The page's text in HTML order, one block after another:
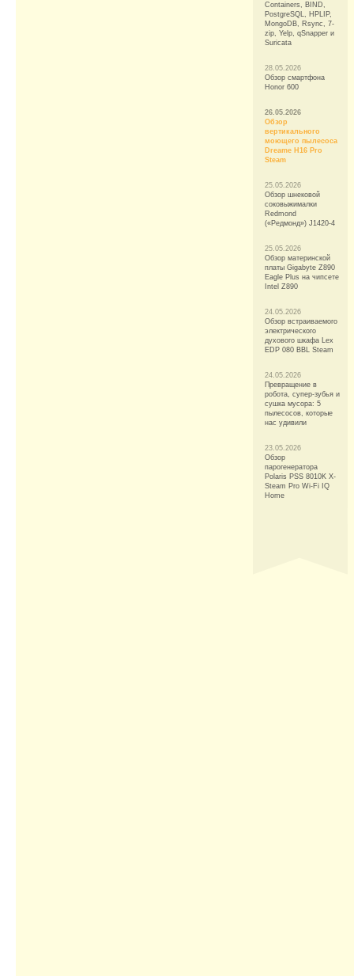
Containers, BIND,
PostgreSQL, HPLIP,
MongoDB, Rsync, 7-
zip, Yelp, qSnapper и
Suricata
28.05.2026
Обзор смартфона
Honor 600
26.05.2026
Обзор
вертикального
моющего пылесоса
Dreame H16 Pro
Steam
25.05.2026
Обзор шнековой
соковыжималки
Redmond
(«Редмонд») J1420-4
25.05.2026
Обзор материнской
платы Gigabyte Z890
Eagle Plus на чипсете
Intel Z890
24.05.2026
Обзор встраиваемого
электрического
духового шкафа Lex
EDP 080 BBL Steam
24.05.2026
Превращение в
робота, супер-зубья и
сушка мусора: 5
пылесосов, которые
нас удивили
23.05.2026
Обзор
парогенератора
Polaris PSS 8010K X-
Steam Pro Wi-Fi IQ
Home